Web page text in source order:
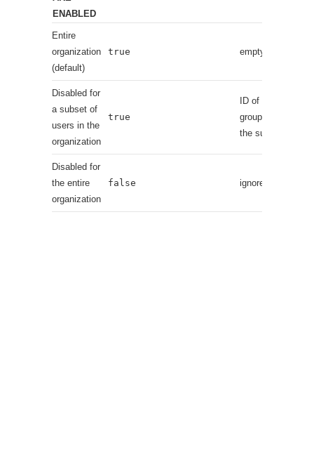
ENABLED
Entire
organization
(default)
true empty
Disabled for
a subset of
users in the
organization
true
ID of the Azure
group which
the subset of
Disabled for
the entire
organization
false ignored